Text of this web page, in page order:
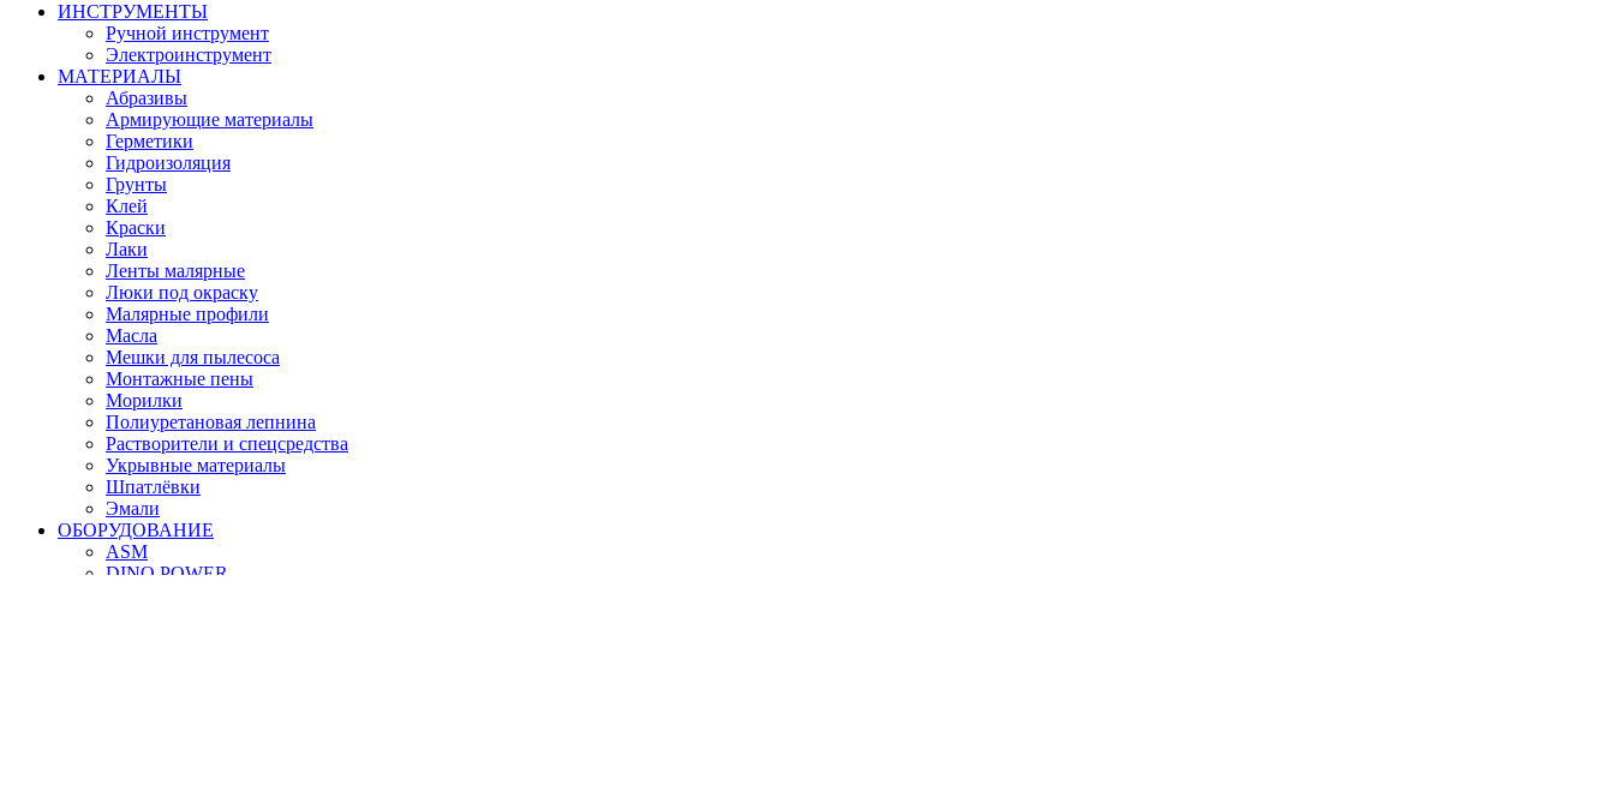
ИНСТРУМЕНТЫ
Ручной инструмент
Электроинструмент
МАТЕРИАЛЫ
Абразивы
Армирующие материалы
Герметики
Гидроизоляция
Грунты
Клей
Краски
Лаки
Ленты малярные
Люки под окраску
Малярные профили
Масла
Мешки для пылесоса
Монтажные пены
Морилки
Полиуретановая лепнина
Растворители и спецсредства
Укрывные материалы
Шпатлёвки
Эмали
ОБОРУДОВАНИЕ
ASM
DINO POWER